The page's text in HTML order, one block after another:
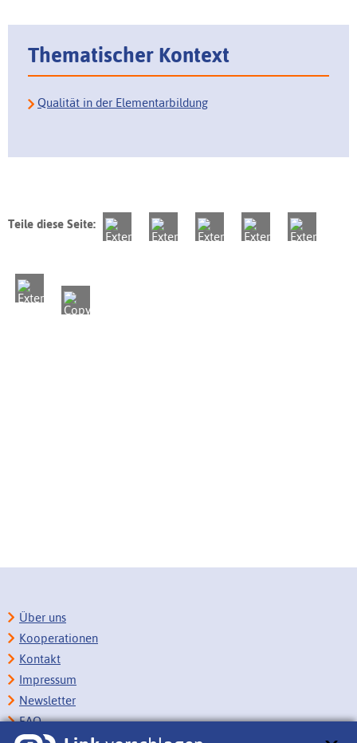
Thematischer Kontext
Qualität in der Elementarbildung
Teile diese Seite:
Über uns
Kooperationen
Kontakt
Impressum
Newsletter
FAQ